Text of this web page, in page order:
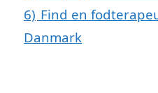
6) Find en
Danmark